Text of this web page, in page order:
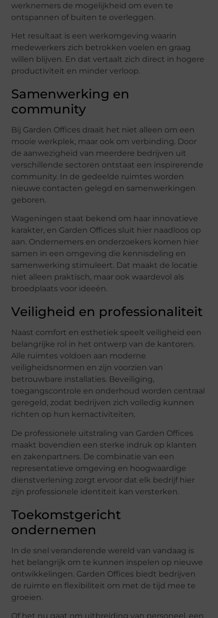
werknemers de mogelijkheid om even te
ontspannen of buiten te overleggen.
Het resultaat is een werkomgeving waarin
medewerkers zich betrokken voelen en graag
willen blijven. En dat vertaalt zich direct in hogere
productiviteit en minder verloop.
Samenwerking en
community
Bij Garden Offices draait het niet alleen om een
mooie werkplek, maar ook om verbinding. Door
de aanwezigheid van meerdere bedrijven uit
verschillende sectoren ontstaat een inspirerende
community. In de gedeelde ruimtes worden
nieuwe contacten gelegd en samenwerkingen
geboren.
Wageningen staat bekend om haar innovatieve
karakter, en Garden Offices sluit hier naadloos op
aan. Ondernemers en onderzoekers komen hier
samen in een omgeving die kennisdeling en
samenwerking stimuleert. Dat maakt de locatie
niet alleen praktisch, maar ook waardevol als
broedplaats voor ideeën.
Veiligheid en professionaliteit
Naast comfort en esthetiek speelt veiligheid een
belangrijke rol in het ontwerp van de kantoren.
Alle ruimtes voldoen aan moderne
veiligheidsnormen en zijn voorzien van
betrouwbare installaties. Beveiliging,
toegangscontrole en onderhoud worden centraal
geregeld, zodat bedrijven zich volledig kunnen
richten op hun kernactiviteiten.
De professionele uitstraling van Garden Offices
maakt bovendien een sterke indruk op klanten
en zakenpartners. De combinatie van een
representatieve omgeving en hoogwaardige
dienstverlening zorgt ervoor dat elk bedrijf hier
zijn professionele identiteit kan versterken.
Toekomstgericht
ondernemen
In de snel veranderende wereld van vandaag is
het belangrijk om te kunnen inspelen op nieuwe
ontwikkelingen. Garden Offices biedt bedrijven
de ruimte en flexibiliteit om met de tijd mee te
groeien.
Of het nu gaat om uitbreiding van personeel, een